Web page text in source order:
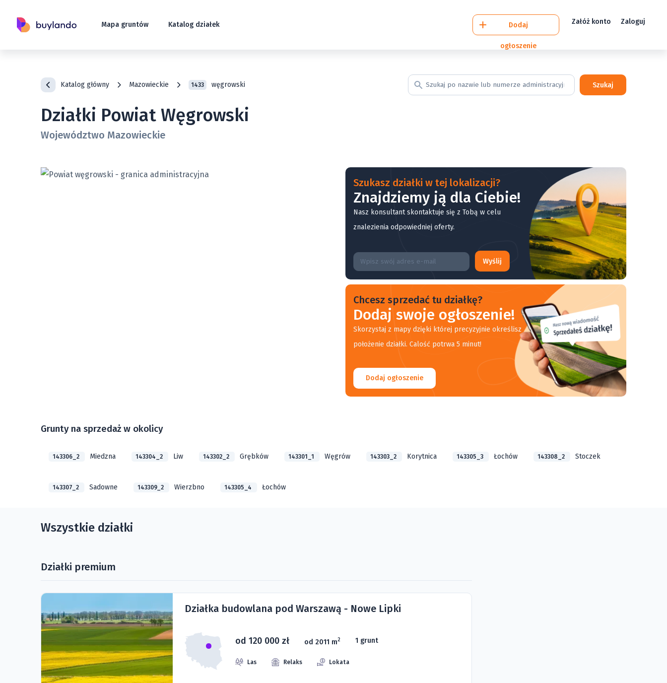
Mapa gruntów Katalog działek Dodaj
ogłoszenie
Załóż konto Zaloguj
Katalog główny Mazowieckie 1433 węgrowski Szukaj
Działki Powiat Węgrowski
Województwo Mazowieckie
Szukasz działki w tej lokalizacji?
Znajdziemy ją dla Ciebie!
Nasz konsultant skontaktuje się z Tobą w celu
znalezienia odpowiedniej oferty.
Wyślij
Chcesz sprzedać tu działkę?
Dodaj swoje ogłoszenie!
Skorzystaj z mapy dzięki której precyzyjnie określisz
położenie działki. Calość potrwa 5 minut!
Dodaj ogłoszenie
Grunty na sprzedaż w okolicy
143306_2 Miedzna 143304_2 Liw 143302_2 Grębków 143301_1 Węgrów 143303_2 Korytnica 143305_3 Łochów 143308_2 Stoczek
143307_2 Sadowne 143309_2 Wierzbno 143305_4 Łochów
Wszystkie działki
Działki premium
Działka budowlana pod Warszawą - Nowe Lipki
od 120 000 zł od 2011 m2 1 grunt
Las Relaks Lokata